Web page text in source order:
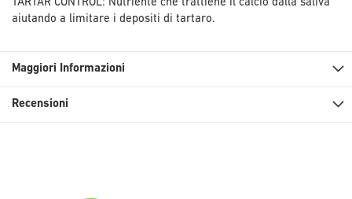
TARTAR CONTROL: Nutriente che trattiene il calcio dalla saliva
aiutando a limitare i depositi di tartaro.
Maggiori Informazioni
Recensioni